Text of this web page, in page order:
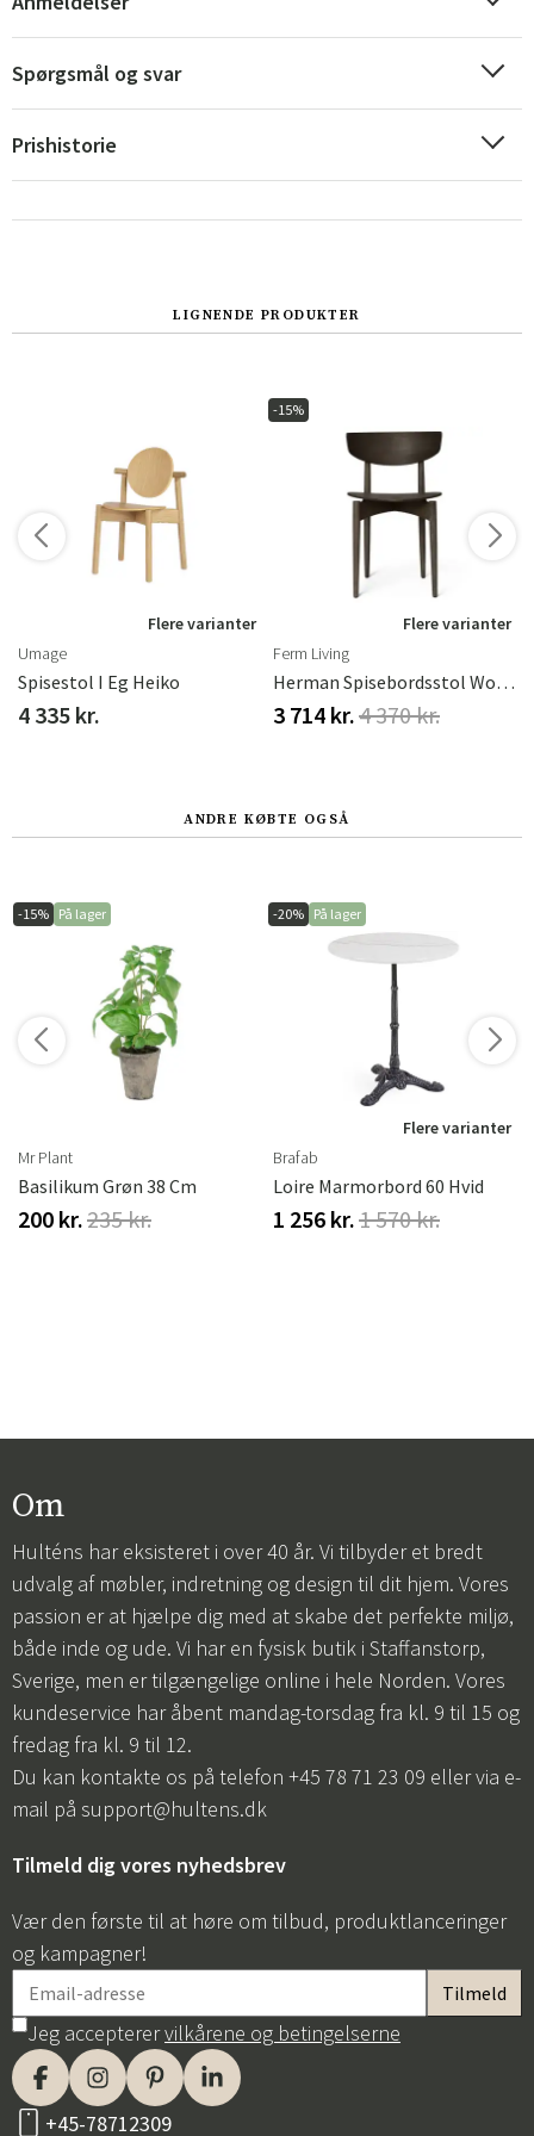
Suomi
Spørgsmål og svar
Prishistorie
LIGNENDE PRODUKTER
Flere varianter
Umage
Spisestol I Eg Heiko
4 335 kr.
-15%
Flere varianter
Ferm Living
Herman Spisebordsstol Wood - Dark Stained Beech
3 714 kr.4 370 kr.
ANDRE KØBTE OGSÅ
-15% På lager
Mr Plant
Basilikum Grøn 38 Cm
200 kr.235 kr.
-20% På lager
Flere varianter
Brafab
Loire Marmorbord 60 Hvid
1 256 kr.1 570 kr.
Om
Hulténs har eksisteret i over 40 år. Vi tilbyder et bredt
udvalg af møbler, indretning og design til dit hjem. Vores
passion er at hjælpe dig med at skabe det perfekte miljø,
både inde og ude. Vi har en fysisk butik i Staffanstorp,
Sverige, men er tilgængelige online i hele Norden. Vores
kundeservice har åbent mandag-torsdag fra kl. 9 til 15 og
fredag fra kl. 9 til 12.
Du kan kontakte os på telefon +45 78 71 23 09 eller via e-
mail på support@hultens.dk
Tilmeld dig vores nyhedsbrev
Vær den første til at høre om tilbud, produktlanceringer
og kampagner!
Jeg accepterervilkårene og betingelserne
+45-78712309